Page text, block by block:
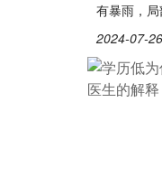
有暴雨，
2024-07-